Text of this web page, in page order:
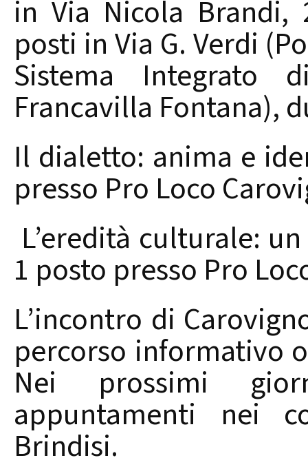
in Via Nicola Brandi,
posti in Via G. Verdi
Sistema Integrato
Francavilla Fontana),
Il dialetto: anima e
presso Pro Loco
L’eredità culturale:
1 posto presso Pro
L’incontro di
percorso informativo
Nei prossimi
appuntamenti nei
Brindisi.